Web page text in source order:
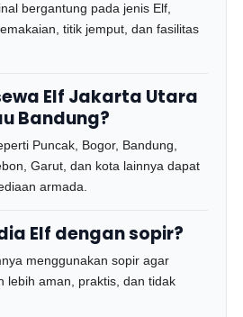
bergantung pada jenis Elf,
titik jemput, dan fasilitas
Elf Jakarta Utara
Bandung?
Puncak, Bogor, Bandung,
Garut, dan kota lainnya dapat
armada.
Elf dengan sopir?
menggunakan sopir agar
lebih aman, praktis, dan tidak